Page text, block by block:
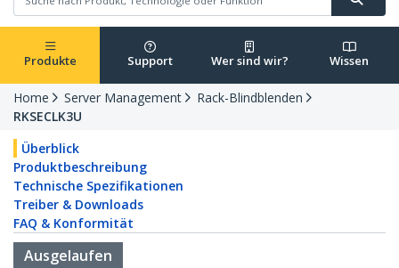
Produkte Support Wer sind wir? Wissen
Home Server Management
Rack-Blindblenden
RKSECLK3U
Überblick
Produktbeschreibung
Technische Spezifikationen
Treiber & Downloads
FAQ & Konformität
Ausgelaufen